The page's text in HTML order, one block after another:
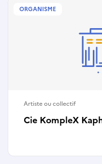
Cie KompleX
Artiste ou collectif
ORGANISME